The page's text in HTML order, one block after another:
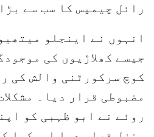
رائل چیمپس کا سب سے
انہوں نے اینجلو
جیسے کھلاڑیوں کی
کوچ سرکورٹنی والش کی
مضبوطی قرار دیا۔
روئے نے ابو ظہبی کو